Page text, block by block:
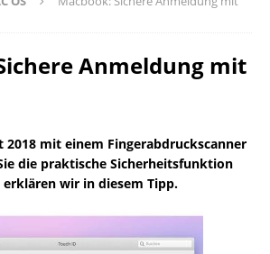
Anmeldung mit
2018 mit einem Fingerabdruckscanner
die praktische Sicherheitsfunktion
wir in diesem Tipp.